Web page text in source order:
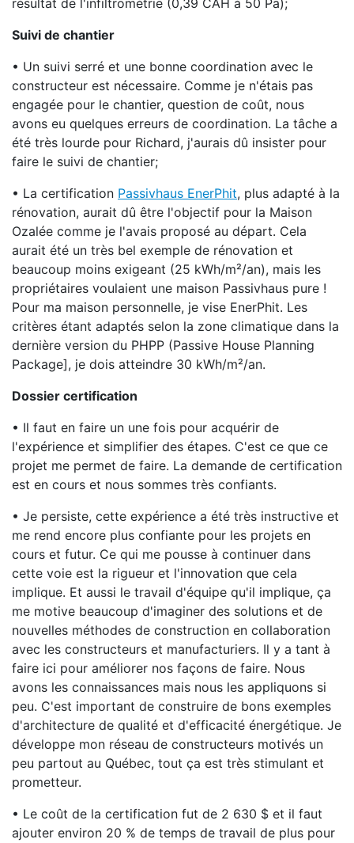
résultat de l'infiltrométrie (0,39 CAH à 50 Pa);
Suivi de chantier
• Un suivi serré et une bonne coordination avec le
constructeur est nécessaire. Comme je n'étais pas
engagée pour le chantier, question de coût, nous
avons eu quelques erreurs de coordination. La tâche a
été très lourde pour Richard, j'aurais dû insister pour
faire le suivi de chantier;
• La certification Passivhaus EnerPhit, plus adapté à la
rénovation, aurait dû être l'objectif pour la Maison
Ozalée comme je l'avais proposé au départ. Cela
aurait été un très bel exemple de rénovation et
beaucoup moins exigeant (25 kWh/m²/an), mais les
propriétaires voulaient une maison Passivhaus pure !
Pour ma maison personnelle, je vise EnerPhit. Les
critères étant adaptés selon la zone climatique dans la
dernière version du PHPP (Passive House Planning
Package], je dois atteindre 30 kWh/m²/an.
Dossier certification
• Il faut en faire un une fois pour acquérir de
l'expérience et simplifier des étapes. C'est ce que ce
projet me permet de faire. La demande de certification
est en cours et nous sommes très confiants.
• Je persiste, cette expérience a été très instructive et
me rend encore plus confiante pour les projets en
cours et futur. Ce qui me pousse à continuer dans
cette voie est la rigueur et l'innovation que cela
implique. Et aussi le travail d'équipe qu'il implique, ça
me motive beaucoup d'imaginer des solutions et de
nouvelles méthodes de construction en collaboration
avec les constructeurs et manufacturiers. Il y a tant à
faire ici pour améliorer nos façons de faire. Nous
avons les connaissances mais nous les appliquons si
peu. C'est important de construire de bons exemples
d'architecture de qualité et d'efficacité énergétique. Je
développe mon réseau de constructeurs motivés un
peu partout au Québec, tout ça est très stimulant et
prometteur.
• Le coût de la certification fut de 2 630 $ et il faut
ajouter environ 20 % de temps de travail de plus pour